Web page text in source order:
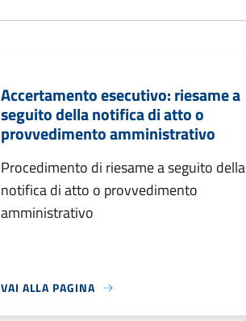
Accertamento esecutivo: riesame a
seguito della notifica di atto o
provvedimento amministrativo
Procedimento di riesame a seguito della
notifica di atto o provvedimento
amministrativo
VAI ALLA PAGINA